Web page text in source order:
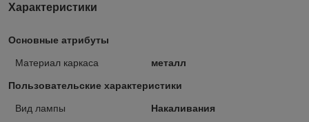
Характеристики
Основные атрибуты
Материал каркаса металл
Пользовательские характеристики
Вид лампы
Накаливания